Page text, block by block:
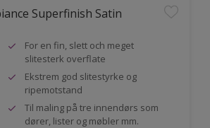
Superfinish Satin
For en fin, slett och meget
slitesterk overflate
Ekstrem god slitestyrke og
ripemotstand
Til maling på tre innendørs som
dører, lister og møbler mm.